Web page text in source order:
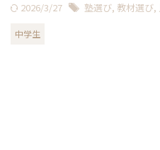
2026/3/27 塾選び, 教材選び,
中学生